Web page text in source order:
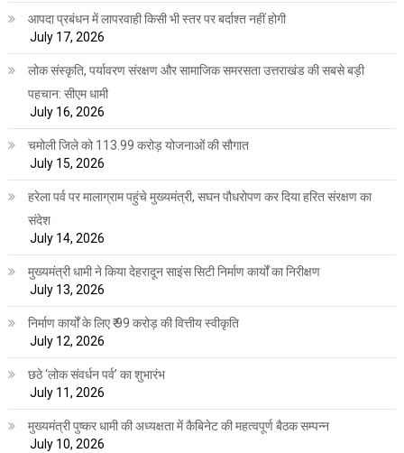
आपदा प्रबंधन में लापरवाही किसी भी स्तर पर बर्दाश्त नहीं होगी
July 17, 2026
लोक संस्कृति, पर्यावरण संरक्षण और सामाजिक समरसता उत्तराखंड की सबसे बड़ी
पहचान: सीएम धामी
July 16, 2026
चमोली जिले को 113.99 करोड़ योजनाओं की सौगात
July 15, 2026
हरेला पर्व पर मालाग्राम पहुंचे मुख्यमंत्री, सघन पौधरोपण कर दिया हरित संरक्षण का
संदेश
July 14, 2026
मुख्यमंत्री धामी ने किया देहरादून साइंस सिटी निर्माण कार्यों का निरीक्षण
July 13, 2026
निर्माण कार्यों के लिए ₹ 99 करोड़ की वित्तीय स्वीकृति
July 12, 2026
छठे ‘लोक संवर्धन पर्व’ का शुभारंभ
July 11, 2026
मुख्यमंत्री पुष्कर धामी की अध्यक्षता में कैबिनेट की महत्वपूर्ण बैठक सम्पन्न
July 10, 2026